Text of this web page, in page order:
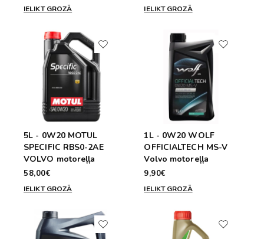
IELIKT GROZĀ IELIKT GROZĀ
5L - 0W20 MOTUL
SPECIFIC RBS0-2AE
VOLVO motoreļļa
58,00€
IELIKT GROZĀ
1L - 0W20 WOLF
OFFICIALTECH MS-V
Volvo motoreļļa
9,90€
IELIKT GROZĀ